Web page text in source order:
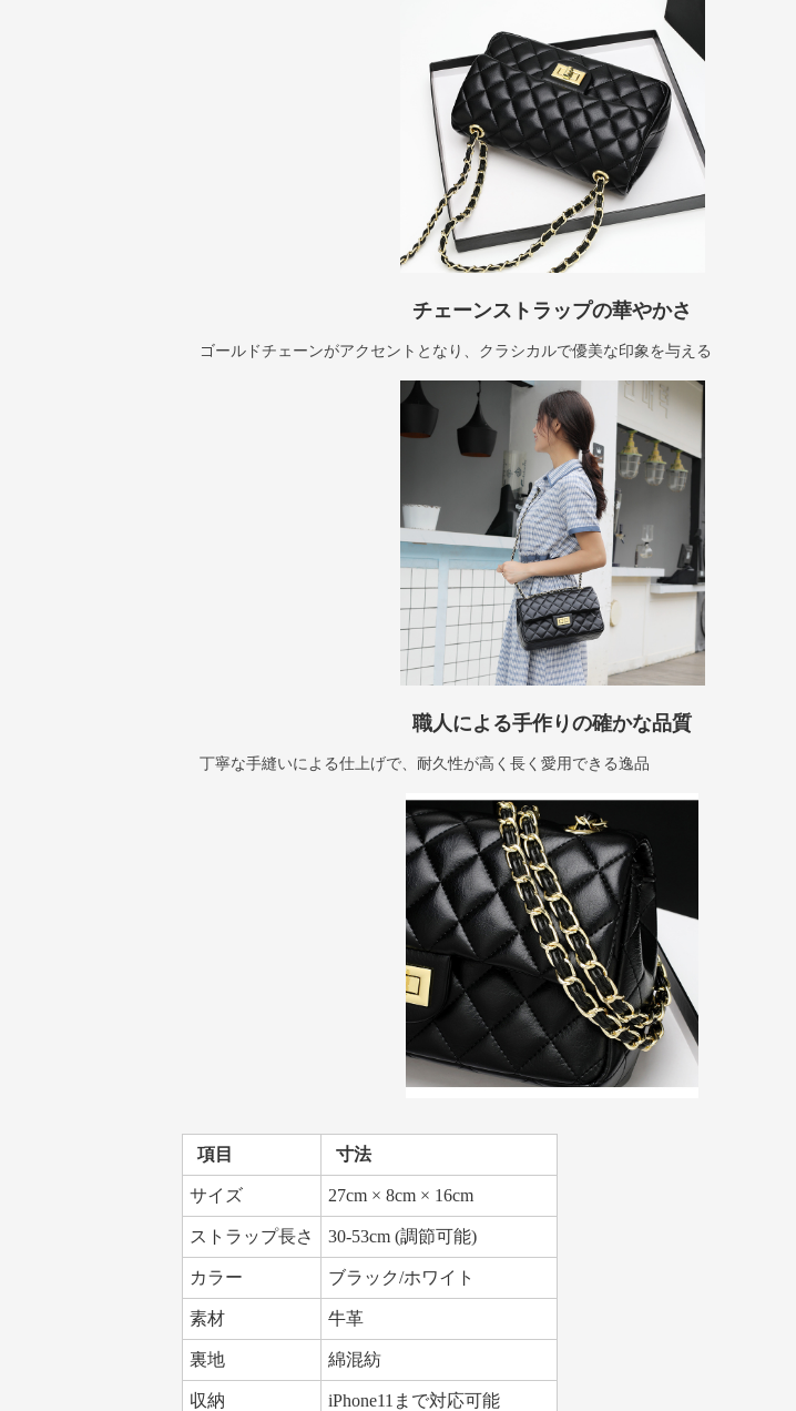
チェーンストラップの華やかさ
ゴールドチェーンがアクセントとなり、クラシカルで優美な印象を与える
職人による手作りの確かな品質
丁寧な手縫いによる仕上げで、耐久性が高く長く愛用できる逸品
項目 寸法
サイズ 27cm × 8cm × 16cm
ストラップ長さ 30-53cm (調節可能)
カラー ブラック/ホワイト
素材 牛革
裏地 綿混紡
収納 iPhone11まで対応可能